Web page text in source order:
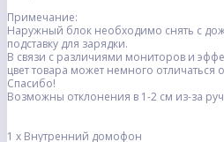
Примечание:
Наружный блок необходимо снять с
подставку для зарядки.
В связи с различиями мониторов и
цвет товара может немного отличаться
Спасибо!
Возможны отклонения в 1-2 см из-за
1 х Внутренний домофон